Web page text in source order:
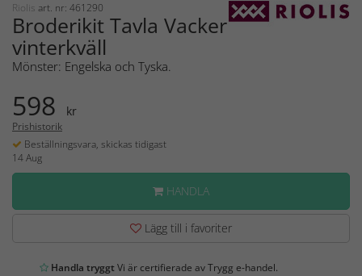
Riolis art. nr: 461290
Broderikit Tavla Vacker
vinterkväll
Mönster: Engelska och Tyska.
598 kr
Prishistorik
Beställningsvara, skickas tidigast
14 Aug
HANDLA
Lägg till i favoriter
Handla tryggtVi är certifierade av Trygg e-handel.